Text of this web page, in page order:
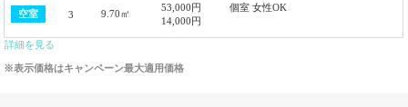
空室 3 9.70㎡
53,000円
14,000円
個室 女性OK
詳細を見る
※表示価格はキャンペーン最大適用価格